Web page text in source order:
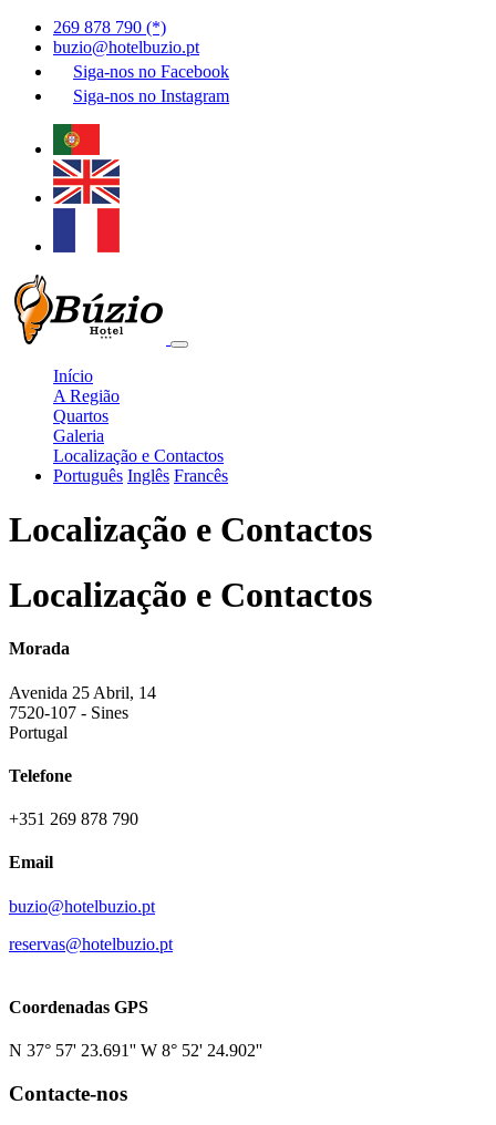
269 878 790 (*)
buzio@hotelbuzio.pt
Siga-nos no Facebook
Siga-nos no Instagram
Início
A Região
Quartos
Galeria
Localização e Contactos
Português Inglês Francês
Localização e Contactos
Localização e Contactos
Morada
Avenida 25 Abril, 14
7520-107 - Sines
Portugal
Telefone
+351 269 878 790
Email
buzio@hotelbuzio.pt
reservas@hotelbuzio.pt
Coordenadas GPS
N 37° 57' 23.691'' W 8° 52' 24.902''
Contacte-nos